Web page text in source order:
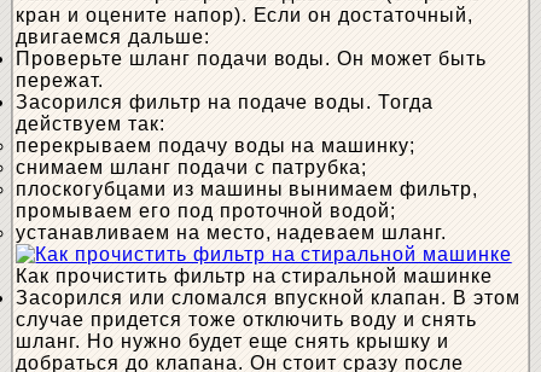
кран и оцените напор). Если он достаточный,
двигаемся дальше:
Проверьте шланг подачи воды. Он может быть
пережат.
Засорился фильтр на подаче воды. Тогда
действуем так:
перекрываем подачу воды на машинку;
снимаем шланг подачи с патрубка;
плоскогубцами из машины вынимаем фильтр,
промываем его под проточной водой;
устанавливаем на место, надеваем шланг.
Как прочистить фильтр на стиральной машинке
Засорился или сломался впускной клапан. В этом
случае придется тоже отключить воду и снять
шланг. Но нужно будет еще снять крышку и
добраться до клапана. Он стоит сразу после